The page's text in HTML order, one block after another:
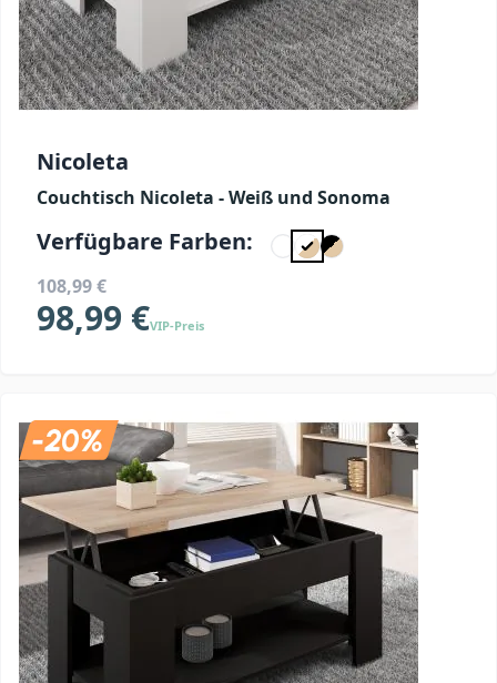
Nicoleta
Couchtisch Nicoleta - Weiß und Sonoma
Verfügbare Farben:
108,99 €
98,99 €VIP-Preis